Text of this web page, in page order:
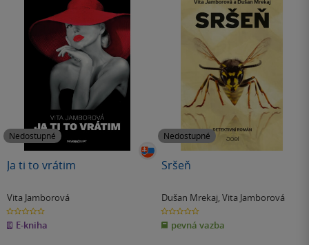
Nedostupné
Ja ti to vrátim
Vita Jamborová
0.0
z
5
hvězdiček
E-kniha
Nedostupné
Sršeň
Dušan Mrekaj, Vita Jamborová
0.0
z
5
hvězdiček
pevná vazba